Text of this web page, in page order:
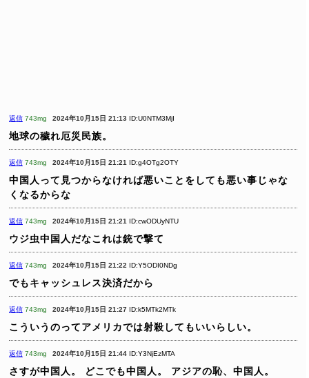
返信 743mg 2024年10月15日 21:13 ID:U0NTM3MjI
地球の穢れ厄災民族。
返信 743mg 2024年10月15日 21:21 ID:g4OTg2OTY
中国人って見つからなければ悪いことをしても悪い事じゃな
くなるからな
返信 743mg 2024年10月15日 21:21 ID:cwODUyNTU
ウジ虫中国人だなこれは銃で撃て
返信 743mg 2024年10月15日 21:22 ID:Y5ODI0NDg
でもキャッシュレス決済だから
返信 743mg 2024年10月15日 21:27 ID:k5MTk2MTk
こういうのってアメリカでは射殺してもいいらしい。
返信 743mg 2024年10月15日 21:44 ID:Y3NjEzMTA
さすが中国人。 どこでも中国人。 アジアの恥、中国人。